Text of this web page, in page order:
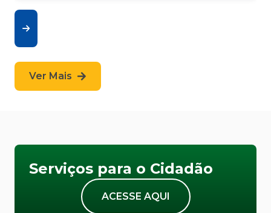
Ver Mais
Serviços para o Cidadão
ACESSE AQUI